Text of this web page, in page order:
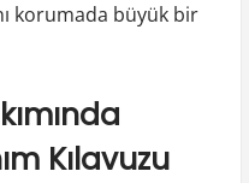
korumada büyük bir
Kılavuzu